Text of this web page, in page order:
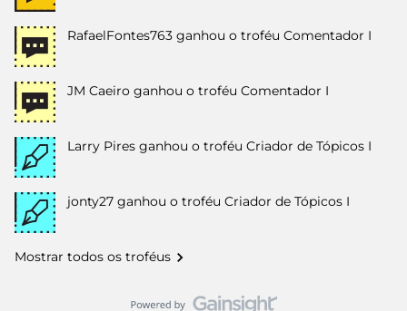
RafaelFontes763 ganhou o troféu Comentador I
JM Caeiro ganhou o troféu Comentador I
Larry Pires ganhou o troféu Criador de Tópicos I
jonty27 ganhou o troféu Criador de Tópicos I
Mostrar todos os troféus